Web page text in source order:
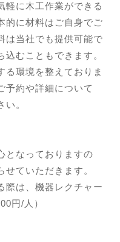
軽に木工作業ができる
的に材料はご自身でご
は当社でも提供可能で
むこともできます。
る環境を整えておりま
予約や詳細について
。
となっておりますの
ていただきます。
際は、機器レクチャー
円/人）